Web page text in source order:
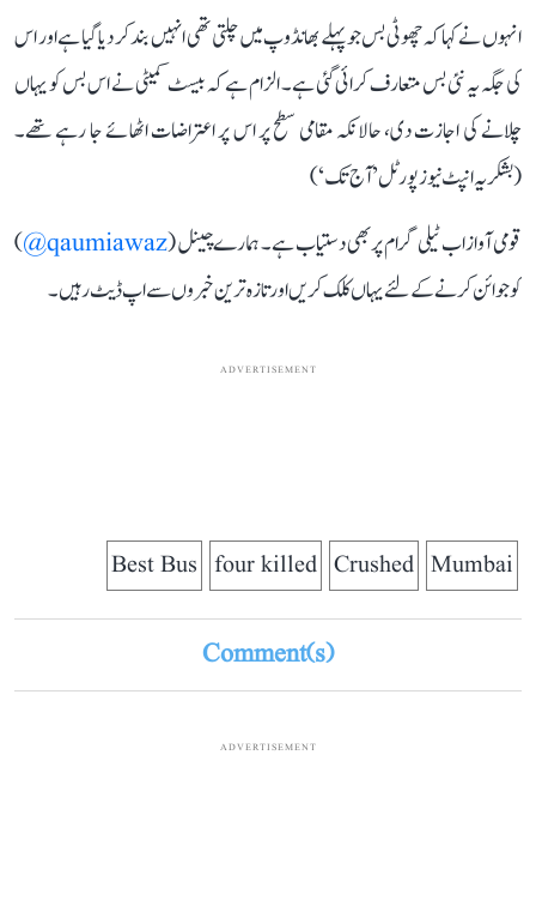
انہوں نے کہا کہ چھوٹی بس جو پہلے بھانڈوپ میں چلتی تھی انہیں بند کر دیا گیا ہے اور اس
کی جگہ یہ نئی بس متعارف کرائی گئی ہے۔ الزام ہے کہ بیسٹ کمیٹی نے اس بس کو یہاں
چلانے کی اجازت دی، حالانکہ مقامی سطح پر اس پر اعتراضات اٹھائے جا رہے تھے۔
(بشکریہ انپٹ نیوز پورٹل ’آج تک‘)
قومی آواز اب ٹیلی گرام پر بھی دستیاب ہے۔ ہمارے چینل (qaumiawaz@
)
کو جوائن کرنے کے لئے یہاں کلک کریں اور تازہ ترین خبروں سے اپ ڈیٹ رہیں۔
ADVERTISEMENT
Mumbai
Crushed
four killed
Best Bus
Comment(s)
ADVERTISEMENT